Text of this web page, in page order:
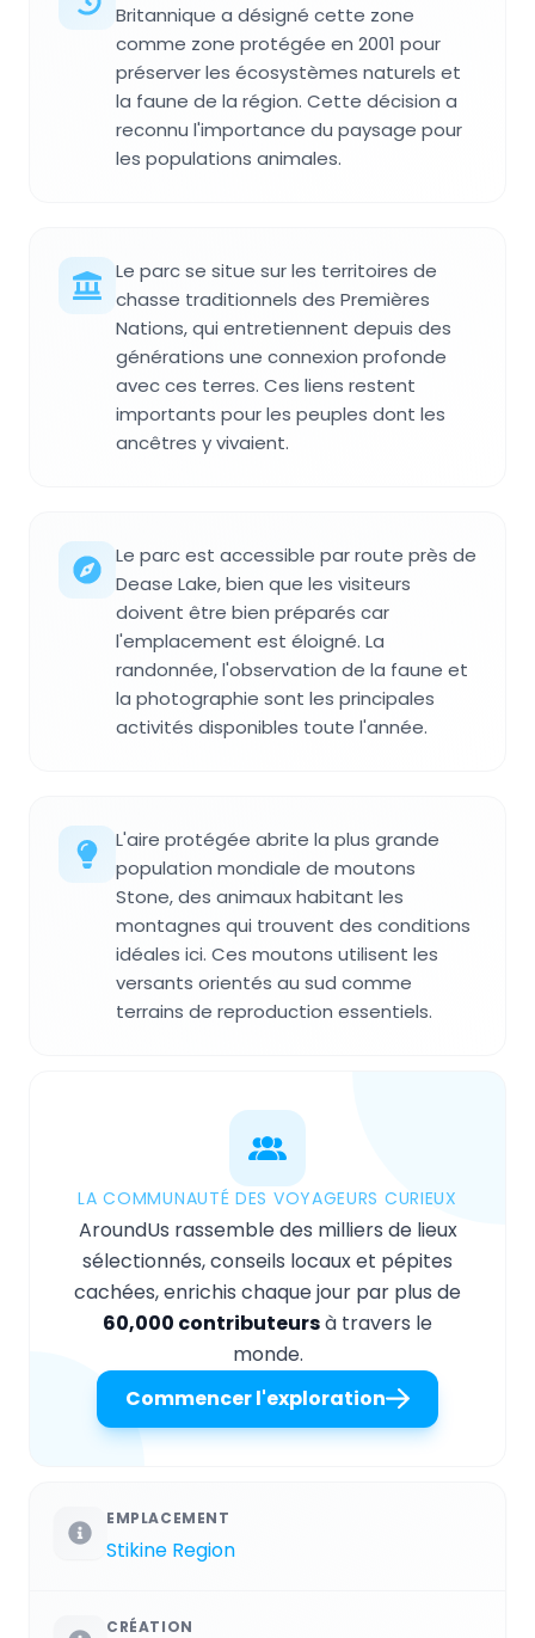
Britannique a désigné cette zone
comme zone protégée en 2001 pour
préserver les écosystèmes naturels et
la faune de la région. Cette décision a
reconnu l'importance du paysage pour
les populations animales.
Le parc se situe sur les territoires de
chasse traditionnels des Premières
Nations, qui entretiennent depuis des
générations une connexion profonde
avec ces terres. Ces liens restent
importants pour les peuples dont les
ancêtres y vivaient.
Le parc est accessible par route près de
Dease Lake, bien que les visiteurs
doivent être bien préparés car
l'emplacement est éloigné. La
randonnée, l'observation de la faune et
la photographie sont les principales
activités disponibles toute l'année.
L'aire protégée abrite la plus grande
population mondiale de moutons
Stone, des animaux habitant les
montagnes qui trouvent des conditions
idéales ici. Ces moutons utilisent les
versants orientés au sud comme
terrains de reproduction essentiels.
LA COMMUNAUTÉ DES VOYAGEURS CURIEUX
AroundUs rassemble des milliers de lieux
sélectionnés, conseils locaux et pépites
cachées, enrichis chaque jour par plus de
60,000 contributeursà travers le
monde.
Commencer l'exploration
EMPLACEMENT
Stikine Region
CRÉATION